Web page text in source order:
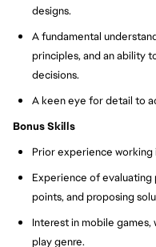
designs.
A fundamental
principles, and an ability
decisions.
A keen eye for detail to
Bonus Skills
Prior experience
Experience of
points, and proposing
Interest in mobile
play genre.